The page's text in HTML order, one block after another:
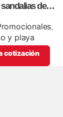
de
con logos o
de tu empresa
,
y playa
cotización